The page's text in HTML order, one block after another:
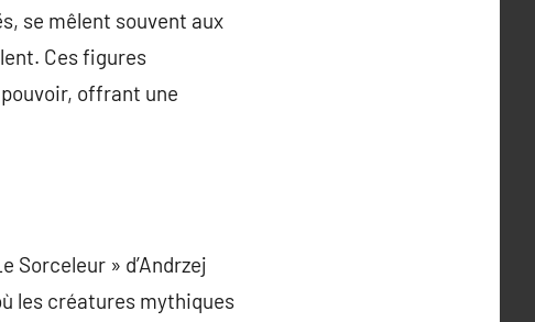
se mêlent souvent aux
Ces figures
offrant une
Sorceleur » d’Andrzej
les créatures mythiques